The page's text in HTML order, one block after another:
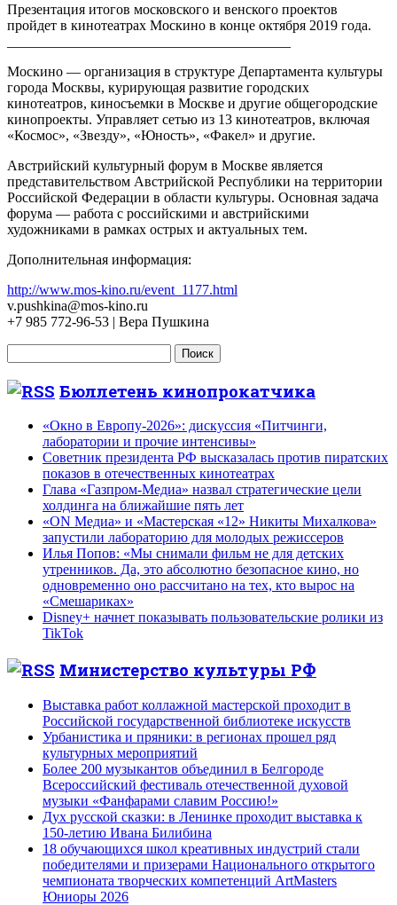
Презентация итогов московского и венского проектов
пройдет в кинотеатрах Москино в конце октября 2019 года.
Москино — организация в структуре Департамента культуры
города Москвы, курирующая развитие городских
кинотеатров, киносъемки в Москве и другие общегородские
кинопроекты. Управляет сетью из 13 кинотеатров, включая
«Космос», «Звезду», «Юность», «Факел» и другие.
Австрийский культурный форум в Москве является
представительством Австрийской Республики на территории
Российской Федерации в области культуры. Основная задача
форума — работа с российскими и австрийскими
художниками в рамках острых и актуальных тем.
Дополнительная информация:
http://www.mos-kino.ru/event_1177.html
v.pushkina@mos-kino.ru
+7 985 772-96-53 | Вера Пушкина
Бюллетень кинопрокатчика
«Окно в Европу-2026»: дискуссия «Питчинги,
лаборатории и прочие интенсивы»
Советник президента РФ высказалась против пиратских
показов в отечественных кинотеатрах
Глава «Газпром-Медиа» назвал стратегические цели
холдинга на ближайшие пять лет
«ON Медиа» и «Мастерская «12» Никиты Михалкова»
запустили лабораторию для молодых режиссеров
Илья Попов: «Мы снимали фильм не для детских
утренников. Да, это абсолютно безопасное кино, но
одновременно оно рассчитано на тех, кто вырос на
«Смешариках»
Disney+ начнет показывать пользовательские ролики из
TikTok
Министерство культуры РФ
Выставка работ коллажной мастерской проходит в
Российской государственной библиотеке искусств
Урбанистика и пряники: в регионах прошел ряд
культурных мероприятий
Более 200 музыкантов объединил в Белгороде
Всероссийский фестиваль отечественной духовой
музыки «Фанфарами славим Россию!»
Дух русской сказки: в Ленинке проходит выставка к
150-летию Ивана Билибина
18 обучающихся школ креативных индустрий стали
победителями и призерами Национального открытого
чемпионата творческих компетенций ArtMasters
Юниоры 2026